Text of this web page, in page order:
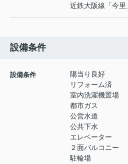
近鉄大阪線 「今里
設備条件
設備条件
陽当り良好
リフォーム済
室内洗濯機置場
都市ガス
公営水道
公共下水
エレベーター
２面バルコニー
駐輪場